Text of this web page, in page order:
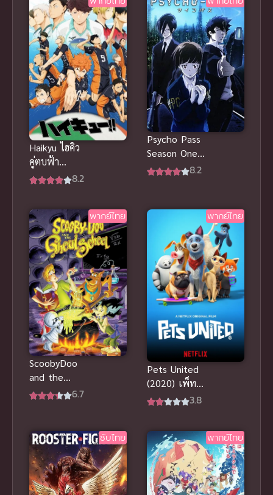
|
Haikyu ไฮคิว
คู่ตบฟ้า
ประทาน ภาค
8.2
Psycho Pass
Season One
ไซโค พาส8.2
พากย์ไทย
ScoobyDoo
and the
Ghouls
ปีศาจ พากย์
ไทย
6.7
พากย์ไทย
Pets United
(2020) เพ็ทส์
ยูไนเต็ด พากย์
3.8
ซับไทย พากย์ไทย